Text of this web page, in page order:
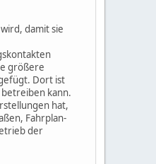
damit sie
größere
Dort ist
kann.
hat,
Fahrplan-
der